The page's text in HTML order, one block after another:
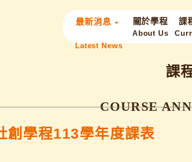
最新消息 關於學程 課
課
創學程113學年度課表